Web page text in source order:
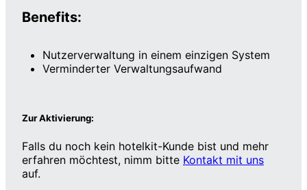
Benefits:
Nutzerverwaltung in einem einzigen System
Verminderter Verwaltungsaufwand
Zur Aktivierung:
Falls du noch kein hotelkit-Kunde bist und mehr
erfahren möchtest, nimm bitte Kontakt mit uns
auf.